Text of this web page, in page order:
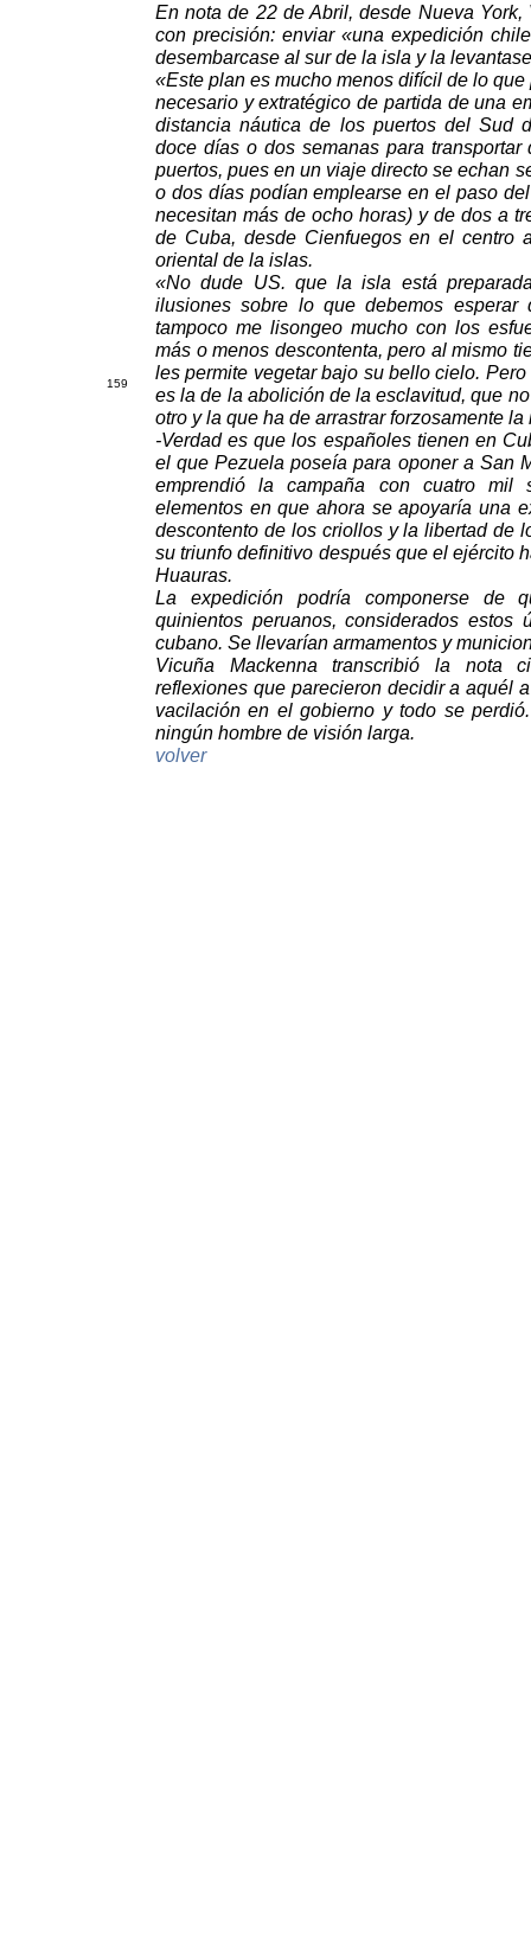
159
En nota de 22 de Abril, desde Nueva
con precisión: enviar «una expedición
desembarcase al sur de la isla y la
«Este plan es mucho menos difícil de lo
necesario y extratégico de partida de una
distancia náutica de los puertos del Sud
doce días o dos semanas para
puertos, pues en un viaje directo se echan
o dos días podían emplearse en el paso
necesitan más de ocho horas) y de dos a
de Cuba, desde Cienfuegos en el centro
oriental de la islas.
«No dude US. que la isla está
ilusiones sobre lo que debemos
tampoco me lisongeo mucho con los
más o menos descontenta, pero al mismo
les permite vegetar bajo su bello cielo.
es la de la abolición de la esclavitud, que
otro y la que ha de arrastrar forzosamente
-Verdad es que los españoles tienen en
el que Pezuela poseía para oponer a San
emprendió la campaña con cuatro mil
elementos en que ahora se apoyaría una
descontento de los criollos y la libertad de
su triunfo definitivo después que el ejército
Huauras.
La expedición podría componerse de
quinientos peruanos, considerados
cubano. Se llevarían armamentos y
Vicuña Mackenna transcribió la nota
reflexiones que parecieron decidir a aquél
vacilación en el gobierno y todo se
ningún hombre de visión larga.
volver